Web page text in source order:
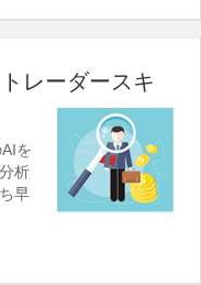
レーダースキ
を
析
早